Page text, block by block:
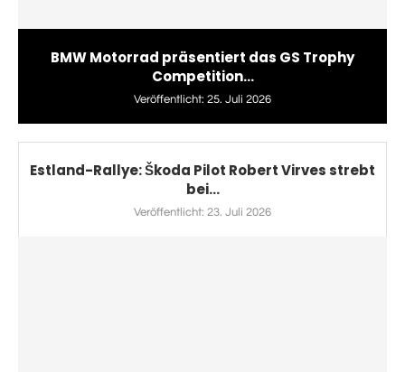
BMW Motorrad präsentiert das GS Trophy
Competition...
Veröffentlicht: 25. Juli 2026
Estland-Rallye: Škoda Pilot Robert Virves strebt
bei...
Veröffentlicht: 23. Juli 2026